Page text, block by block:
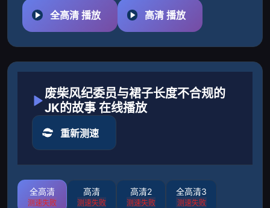
发，又穿着迷你裙的小日向。本来很讨厌总是纠正自
己的樱大门的小日向
全高清 播放 高清 播放
废柴风纪委员与裙子长度不合规的
JK的故事 在线播放
重新测速
全高清
测速失败
高清
测速失败
高清2
测速失败
全高清3
测速失败